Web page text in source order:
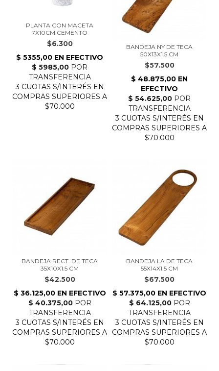
PLANTA CON MACETA
7X10CM CEMENTO
$6.300
BANDEJA NY DE TECA
50X13X1.5 CM
$57.500
BANDEJA RECT. DE TECA
35X10X1.5 CM
$42.500
BANDEJA LA DE TECA
55X14X1.5 CM
$67.500